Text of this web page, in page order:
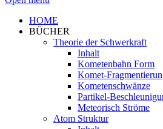
HOME
BÜCHER
Theorie der Schwerkraft
Inhalt
Kometenbahn Form
Komet-
Kometenschwänze
Partikel-
Meteorisch Ströme
Atom Struktur